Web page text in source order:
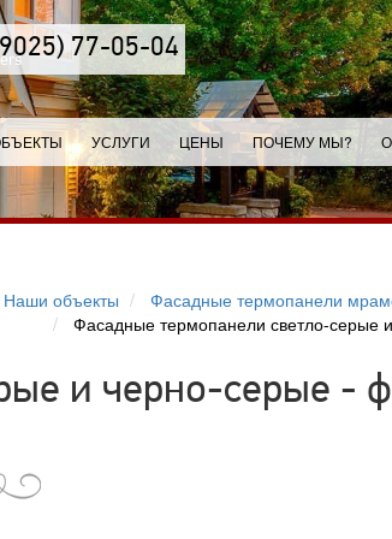
77-05-04
УСЛУГИ ЦЕНЫ ПОЧЕМУ МЫ?
Наши объекты
Фасадные термопанели
Фасадные термопанели светло-серые
и черно-серые -